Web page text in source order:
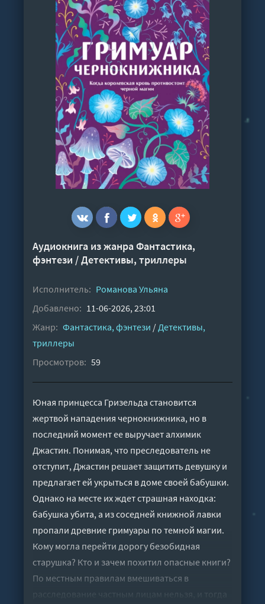
Аудиокнига из жанраФантастика,
фэнтези /Детективы, триллеры
Исполнитель: Романова Ульяна
Добавлено: 11-06-2026, 23:01
Жанр: Фантастика, фэнтези / Детективы,
триллеры
Просмотров: 59
Юная принцесса Гризельда становится
жертвой нападения чернокнижника, но в
последний момент ее выручает алхимик
Джастин. Понимая, что преследователь не
отступит, Джастин решает защитить девушку и
предлагает ей укрыться в доме своей бабушки.
Однако на месте их ждет страшная находка:
бабушка убита, а из соседней книжной лавки
пропали древние гримуары по темной магии.
Кому могла перейти дорогу безобидная
старушка? Кто и зачем похитил опасные книги?
По местным правилам вмешиваться в
расследование частным лицам нельзя, и тогда